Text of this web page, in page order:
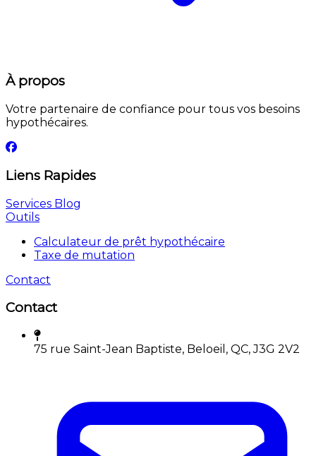
À propos
Votre partenaire de confiance pour tous vos besoins
hypothécaires.
Liens Rapides
Services Blog
Outils
Calculateur de prêt hypothécaire
Taxe de mutation
Contact
Contact
75 rue Saint-Jean Baptiste, Beloeil, QC, J3G 2V2